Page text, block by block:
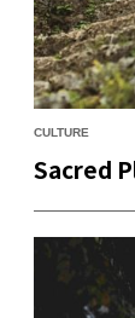
CULTURE
Sacred